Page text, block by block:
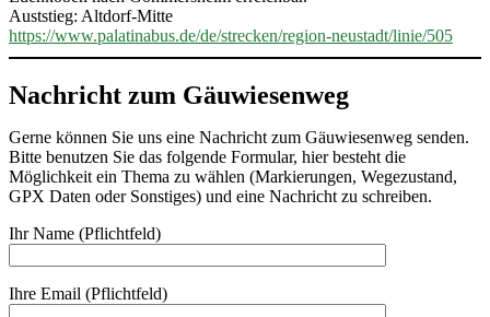
Auststieg: Altdorf-Mitte
https://www.palatinabus.de/de/strecken/region-neustadt/linie/505
Nachricht zum Gäuwiesenweg
Gerne können Sie uns eine Nachricht zum Gäuwiesenweg senden.
Bitte benutzen Sie das folgende Formular, hier besteht die
Möglichkeit ein Thema zu wählen (Markierungen, Wegezustand,
GPX Daten oder Sonstiges) und eine Nachricht zu schreiben.
Ihr Name (Pflichtfeld)
Ihre Email (Pflichtfeld)